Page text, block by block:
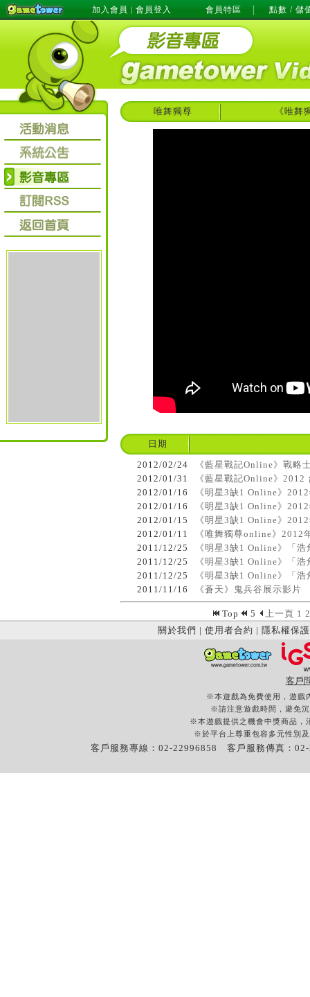
加入會員 | 會員登入 會員特區 點數 / 儲
唯舞獨尊 《唯
日期
2012/02/24
《藍星戰記Online》戰略
2012/01/31
《藍星戰記Online》2012
2012/01/16
《明星3缺1 Online》
2012/01/16
《明星3缺1 Online》
2012/01/15
《明星3缺1 Online》
2012/01/11
《唯舞獨尊online》2012
2011/12/25
《明星3缺1 Online》「
2011/12/25
《明星3缺1 Online》「
2011/12/25
《明星3缺1 Online》「
2011/11/16
《蒼天》鬼兵谷展示影片
Top 5 上一頁 1 2
關於我們 | 使用者合約 | 隱私權保護
客戶
※本遊戲為免費使用，遊戲
※請注意遊戲時間，避免
※本遊戲提供之機會中獎商品，
※於平台上尊重包容多元性別
客戶服務專線：02-22996858 客戶服務傳真：